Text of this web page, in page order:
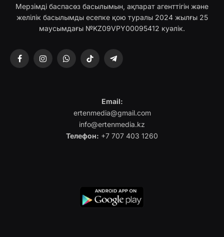
Мерзімді баспасөз басылымын, ақпарат агенттігін және
желілік басылымды есепке қою туралы 2024 жылғы 25
маусымдағы №KZ09VPY00095412 куәлік.
FacebookInstagramWhatsAppTikTok Telegram
Email:
ertenmedia@gmail.com
info@ertenmedia.kz
Телефон: +7 707 403 1260